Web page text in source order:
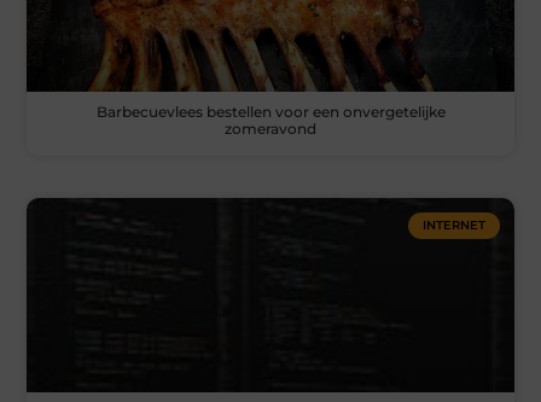
Barbecuevlees bestellen voor een onvergetelijke
zomeravond
INTERNET